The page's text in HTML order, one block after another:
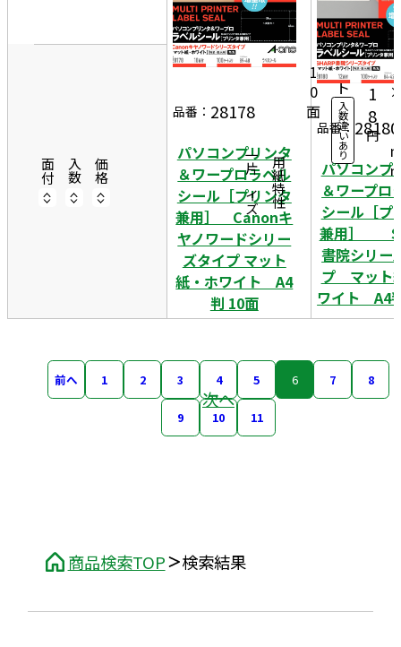
商品検索TOP 検索結果
面付 入数 価格 一片サイズ用紙特性
品番： 28178
パソコンプリンタ
＆ワープロラベル
シール［プリンタ
兼用］ Canonキ
ヤノワードシリー
ズタイプ マット
紙・ホワイト A4
判 10面
1
0
面
10
0シ
ー
ト
入
数
違
い
あ
り
5,
9
1
8
円
8
9
8
品番： 28180
パソコンプ
＆ワープロ
シール［プ
兼用］
書院シリー
プ マット
ワイト A4
前へ 1 2 3 4 5 6 7 8
9 10 11
次へ